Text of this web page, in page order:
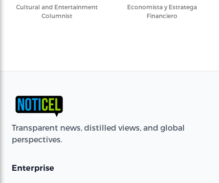
Cultural and Entertainment
Columnist
Economista y Estratega
Financiero
Transparent news, distilled views, and global
perspectives.
Enterprise